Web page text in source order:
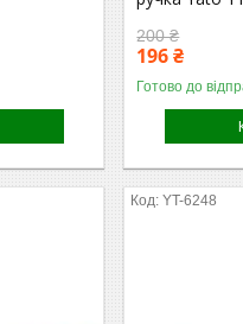
200 ₴
196 ₴
Готово до
YT-6248